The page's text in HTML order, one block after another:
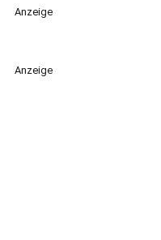
Anzeige
Anzeige